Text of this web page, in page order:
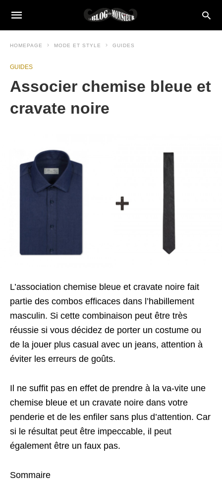
HOMEPAGE MODE ET STYLE GUIDES
GUIDES
Associer chemise bleue et
cravate noire
L’association chemise bleue et cravate noire fait
partie des combos efficaces dans l’habillement
masculin. Si cette combinaison peut être très
réussie si vous décidez de porter un costume ou
de la jouer plus casual avec un jeans, attention à
éviter les erreurs de goûts.
Il ne suffit pas en effet de prendre à la va-vite une
chemise bleue et un cravate noire dans votre
penderie et de les enfiler sans plus d’attention. Car
si le résultat peut être impeccable, il peut
également être un faux pas.
Sommaire